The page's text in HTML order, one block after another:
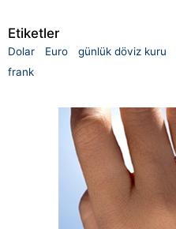
Etiketler
Dolar Euro günlük döviz kuru
frank